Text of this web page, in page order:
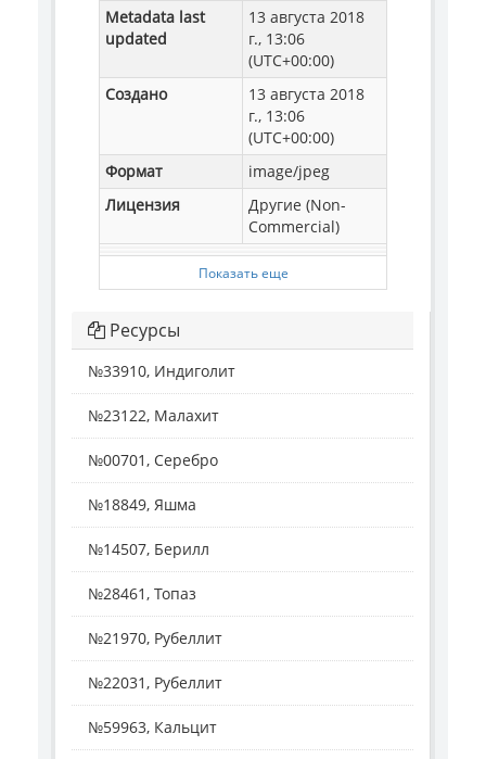
Metadata last
updated
13 августа 2018
г., 13:06
(UTC+00:00)
Создано
13 августа 2018
г., 13:06
(UTC+00:00)
Формат
image/jpeg
Лицензия
Другие (Non-
Commercial)
Показать еще
Ресурсы
№33910, Индиголит
№23122, Малахит
№00701, Серебро
№18849, Яшма
№14507, Берилл
№28461, Топаз
№21970, Рубеллит
№22031, Рубеллит
№59963, Кальцит